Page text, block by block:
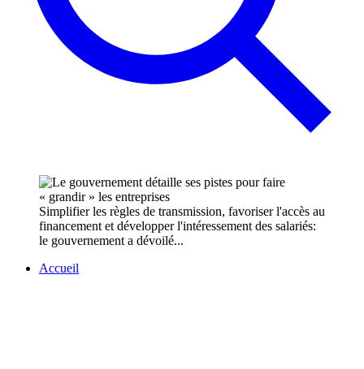
Simplifier les règles de transmission, favoriser l'accès au
financement et développer l'intéressement des salariés:
le gouvernement a dévoilé...
Accueil